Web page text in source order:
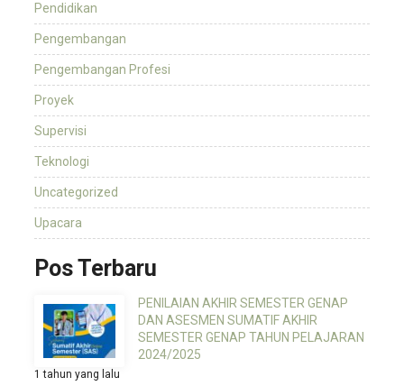
Pendidikan
Pengembangan
Pengembangan Profesi
Proyek
Supervisi
Teknologi
Uncategorized
Upacara
Pos Terbaru
PENILAIAN AKHIR SEMESTER GENAP
DAN ASESMEN SUMATIF AKHIR
SEMESTER GENAP TAHUN PELAJARAN
2024/2025
1 tahun yang lalu